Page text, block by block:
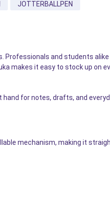
JOTTERBALLPEN
and students
makes it easy to stock up on
hand for notes, drafts, and
mechanism, making it